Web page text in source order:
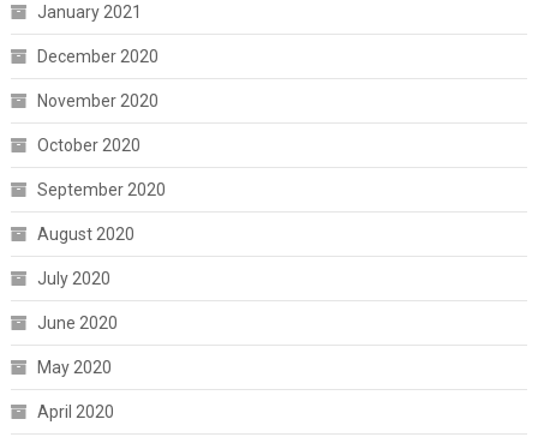
January 2021
December 2020
November 2020
October 2020
September 2020
August 2020
July 2020
June 2020
May 2020
April 2020